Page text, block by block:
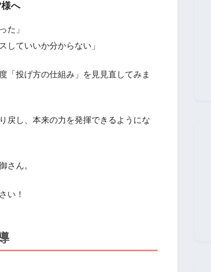
へ
た」
していいか分からない」
「投げ方の仕組み」を見見直してみま
戻し、本来の力を発揮できるようにな
さん。
い！